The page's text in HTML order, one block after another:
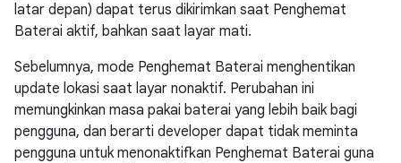
latar depan) dapat terus dikirimkan saat Penghemat
Baterai aktif, bahkan saat layar mati.
Sebelumnya, mode Penghemat Baterai menghentikan
update lokasi saat layar nonaktif. Perubahan ini
memungkinkan masa pakai baterai yang lebih baik bagi
pengguna, dan berarti developer dapat tidak meminta
pengguna untuk menonaktifkan Penghemat Baterai guna